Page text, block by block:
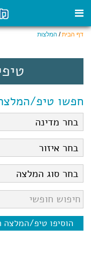
דף הבית/ המלצות
חפשו טיפ/
הוסיפו טיפ/